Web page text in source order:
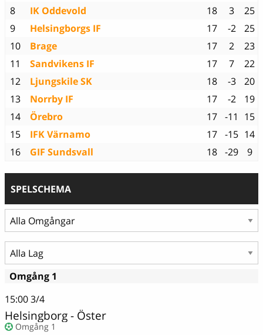
8 IK Oddevold 18 3
25
9
Helsingborgs IF 17 -2
25
10
Brage 17 2
23
11
Sandvikens IF 17 7
22
12
Ljungskile SK 18 -3
20
13
Norrby IF 17 -2
19
14
Örebro 17 -11
15
15
IFK Värnamo 17 -15 14
16
GIF Sundsvall 18 -29 9
SPELSCHEMA
Omgång 1
15:003/4
Helsingborg- Öster
Omgång 1